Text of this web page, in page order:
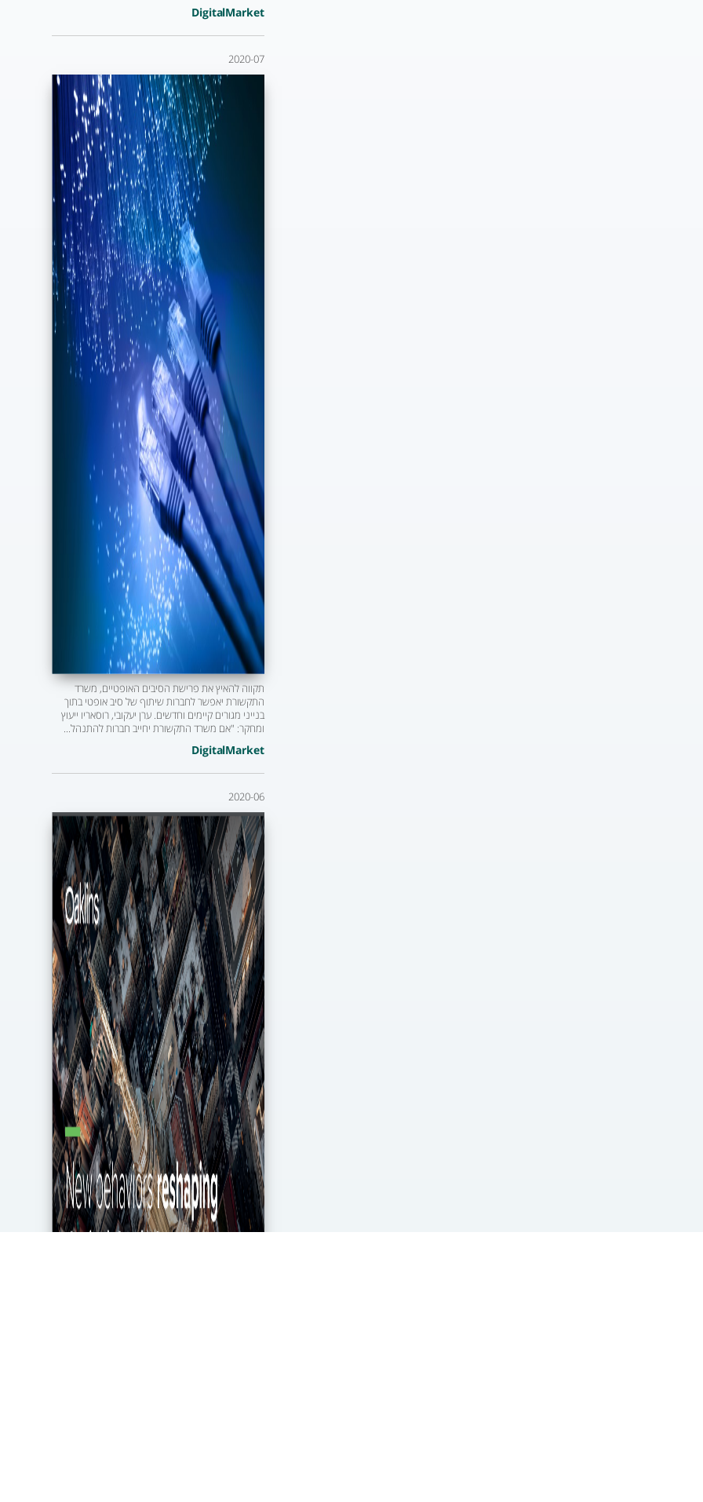
DigitalMarket
2020-07
תקווה להאיץ את פרישת הסיבים האופטיים, משרד
התקשורת יאפשר לחברות שיתוף של סיב אופטי בתוך
בנייני מגורים קיימים וחדשים. ערן יעקובי, רוסאריו ייעוץ
ומחקר: "אם משרד התקשורת יחייב חברות להתנהל...
DigitalMarket
2020-06